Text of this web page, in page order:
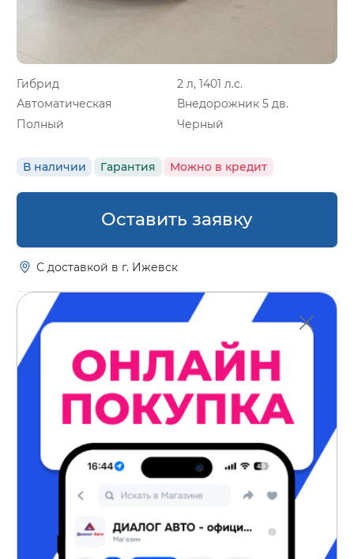
Гибрид
2 л, 1401 л.с.
Автоматическая
Внедорожник 5 дв.
Полный
Черный
В наличии Гарантия Можно в кредит
Оставить заявку
С доставкой в г. Ижевск